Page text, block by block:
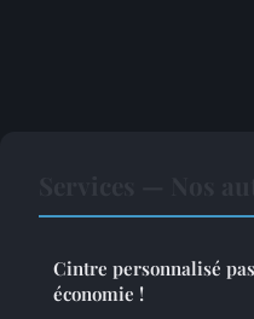
Cintre personnalisé
économie !